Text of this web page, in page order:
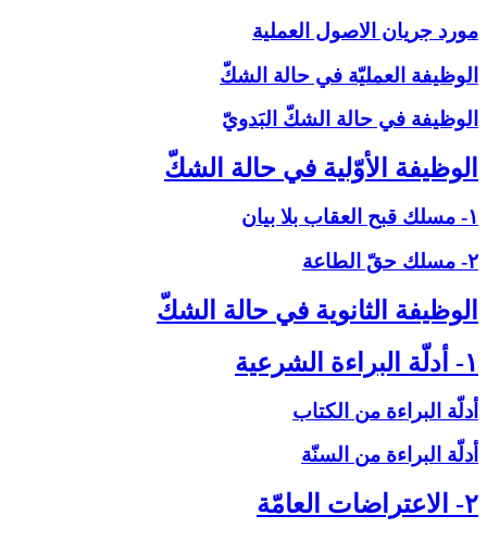
مورد جريان الاصول العملية
الوظيفة العمليّة في حالة الشكّ‏
الوظيفة في حالة الشكّ البَدويّ
الوظيفة الأوّلية في حالة الشكّ‏
۱- مسلك قبح العقاب بلا بيان
۲- مسلك حقّ الطاعة
الوظيفة الثانوية في حالة الشكّ‏
۱- أدلّة البراءة الشرعية
أدلّة البراءة من الكتاب
أدلّة البراءة من السنّة
۲- الاعتراضات العامّة